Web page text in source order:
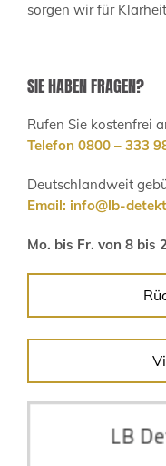
sorgen wir für
SIE HABEN FRAGEN?
Rufen Sie kostenfrei
Telefon 0800 – 333
Deutschlandweit
Email: info@lb-
Mo. bis Fr. von 8 bis